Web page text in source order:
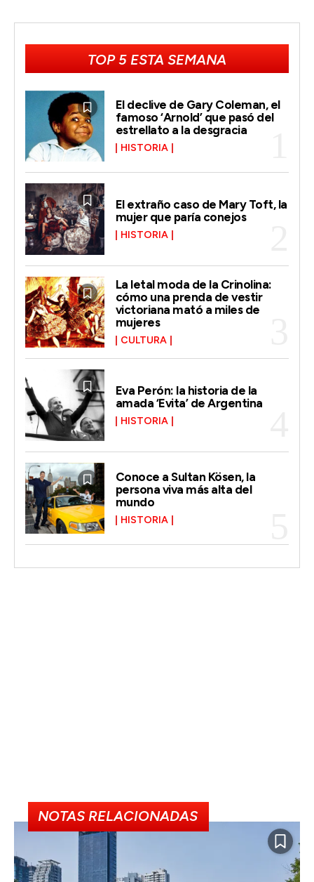
TOP 5 ESTA SEMANA
El declive de Gary Coleman, el
famoso ‘Arnold’ que pasó del
estrellato a la desgracia
HISTORIA
El extraño caso de Mary Toft, la
mujer que paría conejos
HISTORIA
La letal moda de la Crinolina:
cómo una prenda de vestir
victoriana mató a miles de
mujeres
CULTURA
Eva Perón: la historia de la
amada ‘Evita’ de Argentina
HISTORIA
Conoce a Sultan Kösen, la
persona viva más alta del
mundo
HISTORIA
NOTAS RELACIONADAS